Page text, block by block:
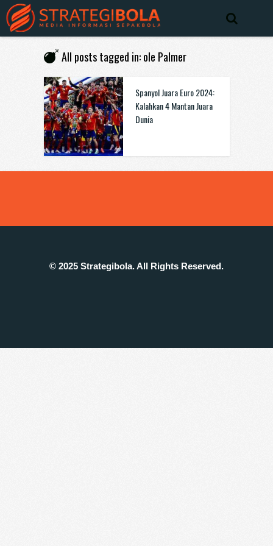
All posts tagged in: ole Palmer
Spanyol Juara Euro 2024:
Kalahkan 4 Mantan Juara
Dunia
© 2025 Strategibola. All Rights Reserved.